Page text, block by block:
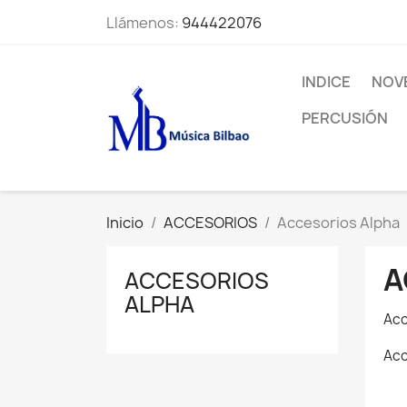
Llámenos: 944422076
INDICE
PERCUSIÓN
Inicio ACCESORIOS Accesorios Alpha
ACCESORIOS
ALPHA